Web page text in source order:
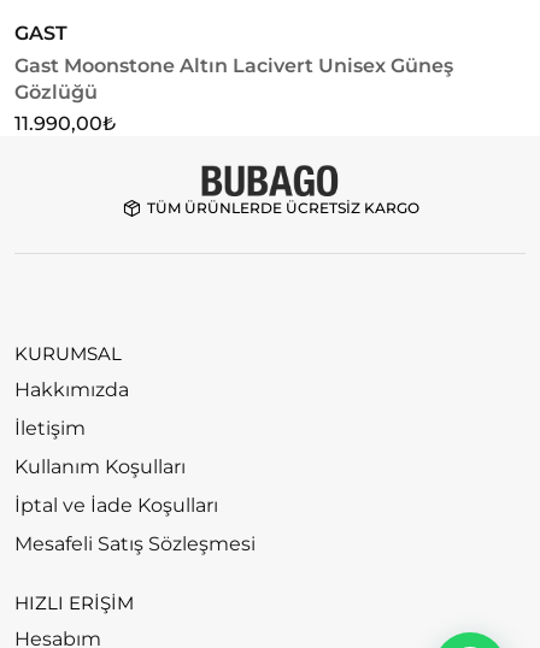
GAST
Gast Moonstone Altın Lacivert Unisex Güneş
Gözlüğü
11.990,00₺
TÜM ÜRÜNLERDE ÜCRETSİZ KARGO
KURUMSAL
Hakkımızda
İletişim
Kullanım Koşulları
İptal ve İade Koşulları
Mesafeli Satış Sözleşmesi
HIZLI ERİŞİM
Hesabım